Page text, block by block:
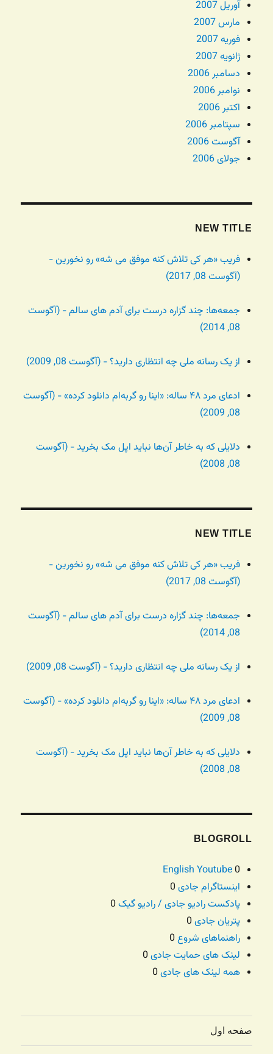
آوریل 2007
مارس 2007
فوریه 2007
ژانویه 2007
دسامبر 2006
نوامبر 2006
اکتبر 2006
سپتامبر 2006
آگوست 2006
جولای 2006
NEW TITLE
فریب «هر کی تلاش کنه موفق می شه» رو نخورین -
(آگوست 08, 2017)
جمعه‌ها: چند گزاره درست برای آدم های سالم - (آگوست
08, 2014)
از یک رسانه ملی چه انتظاری دارید؟ - (آگوست 08, 2009)
ادعای مرد ۴۸ ساله: «اینا رو گربه‌ام دانلود کرده» - (آگوست
08, 2009)
دلایلی که به خاطر آن‌ها نباید اپل مک بخرید - (آگوست
08, 2008)
NEW TITLE
فریب «هر کی تلاش کنه موفق می شه» رو نخورین -
(آگوست 08, 2017)
جمعه‌ها: چند گزاره درست برای آدم های سالم - (آگوست
08, 2014)
از یک رسانه ملی چه انتظاری دارید؟ - (آگوست 08, 2009)
ادعای مرد ۴۸ ساله: «اینا رو گربه‌ام دانلود کرده» - (آگوست
08, 2009)
دلایلی که به خاطر آن‌ها نباید اپل مک بخرید - (آگوست
08, 2008)
BLOGROLL
English Youtube0
اینستاگرام جادی
پادکست رادیو جادی / رادیو گیک
پتریان جادی
راهنماهای شروع
لینک های حمایت جادی
همه لینک های جادی
صفحه اول